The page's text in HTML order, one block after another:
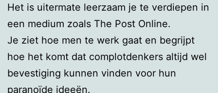
Het is uitermate leerzaam je te verdiepen in
een medium zoals The Post Online.
Je ziet hoe men te werk gaat en begrijpt
hoe het komt dat complotdenkers altijd wel
bevestiging kunnen vinden voor hun
paranoïde ideeën.